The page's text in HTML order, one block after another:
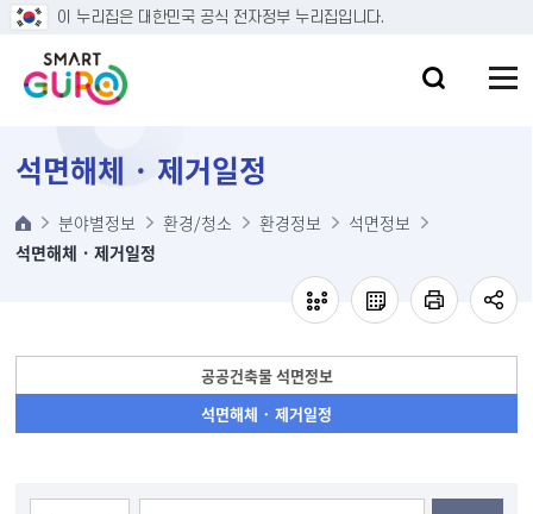
본문 바로가기
이 누리집은 대한민국 공식 전자정부 누리집입니다.
석면해체 · 제거일정
분야별정보 환경/청소 환경정보
석면정보
석면해체 · 제거일정
공공건축물 석면정보
석면해체 · 제거일정